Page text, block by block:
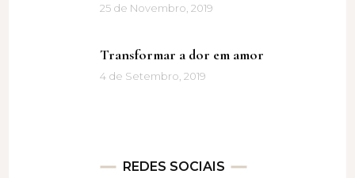
25 de Novembro, 2019
Transformar a dor em amor
4 de Setembro, 2019
REDES SOCIAIS